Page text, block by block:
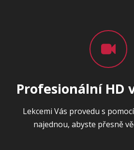
Profesionální HD
Lekcemi Vás provedu s
najednou, abyste přesně